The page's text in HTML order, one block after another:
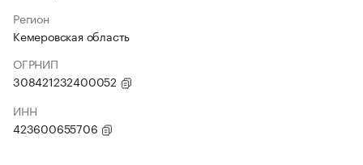
Регион
Кемеровская область
ОГРНИП
308421232400052
ИНН
423600655706